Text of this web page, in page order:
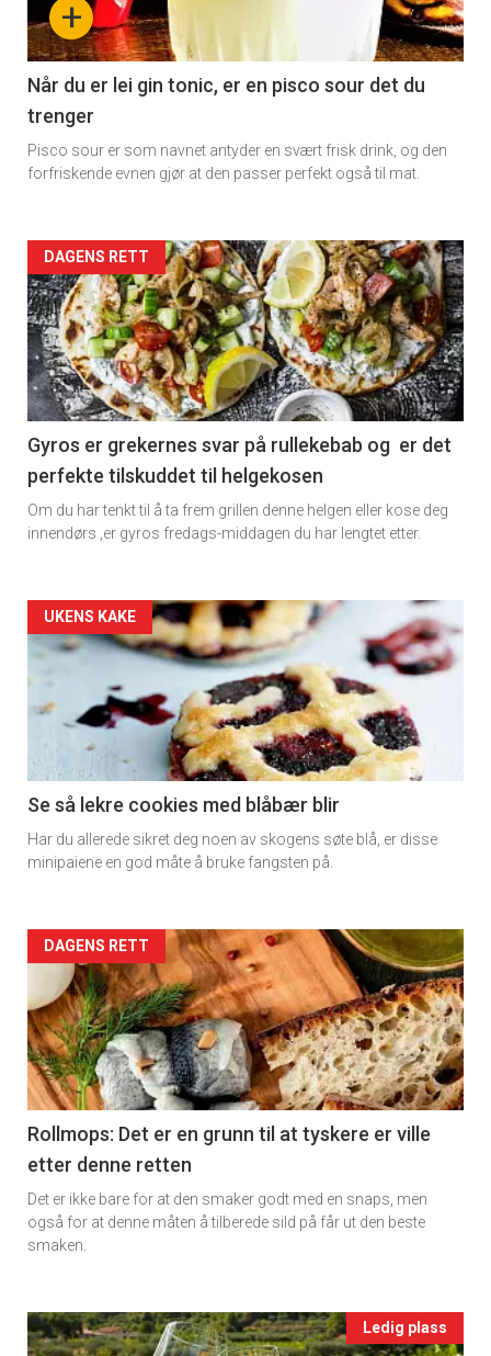
Få ukentlige nyhetsbrev fra
Apéritif
Vi tilbyr flere ukentlige nyhetsbrev. Du
kan fritt velge hvilke du ønsker å få
tilsendt.
section
11
+
Når du er lei gin tonic, er en pisco sour det du
trenger
Pisco sour er som navnet antyder en svært frisk drink, og den
forfriskende evnen gjør at den passer perfekt også til mat.
Artikler
detail
-
section
11
Dagens
rett
DAGENS RETT
Gyros er grekernes svar på rullekebab og er det
perfekte tilskuddet til helgekosen
Om du har tenkt til å ta frem grillen denne helgen eller kose deg
innendørs ,er gyros fredags-middagen du har lengtet etter.
Artikler
detail
-
section
11
Dagens
UKENS KAKE
Se så lekre cookies med blåbær blir
Har du allerede sikret deg noen av skogens søte blå, er disse
minipaiene en god måte å bruke fangsten på.
Artikler
detail
-
section
11
Ukens
vin
DAGENS RETT
Rollmops: Det er en grunn til at tyskere er ville
etter denne retten
Det er ikke bare for at den smaker godt med en snaps, men
også for at denne måten å tilberede sild på får ut den beste
smaken.
Events
Ledig plass